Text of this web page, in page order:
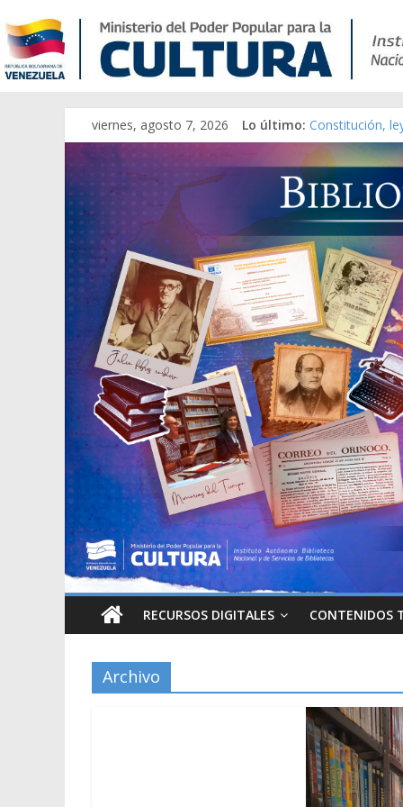
viernes, agosto 7, 2026 Lo último: Constitución,
Una Parálisis
Modesta Bor
Gaceta Oficial
Catálogo
RECURSOS DIGITALES CONTENIDOS
Archivo